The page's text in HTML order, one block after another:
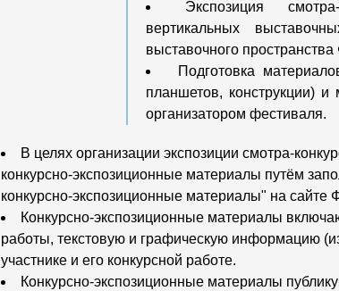
Экспозиция
вертикальных
выставочного
Подготовка
планшетов, конструкции) и
организатором фестиваля.
В целях организации экспозиции смотра-
конкурсно-экспозиционные материалы путём
конкурсно-экспозиционные материалы" на сайте
Конкурсно-экспозиционные материалы
работы, текстовую и графическую информацию
участнике и его конкурсной работе.
Конкурсно-экспозиционные материалы